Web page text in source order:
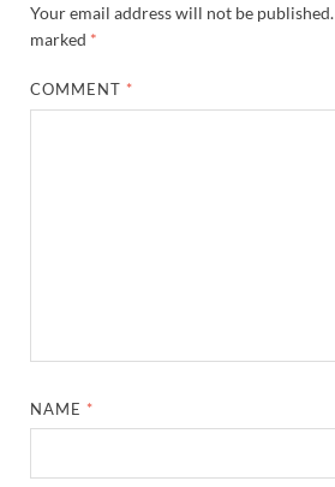
Your email address will not be published.
marked *
COMMENT *
NAME *